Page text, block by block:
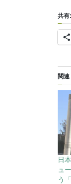
共有:
関連
日
ュ
う